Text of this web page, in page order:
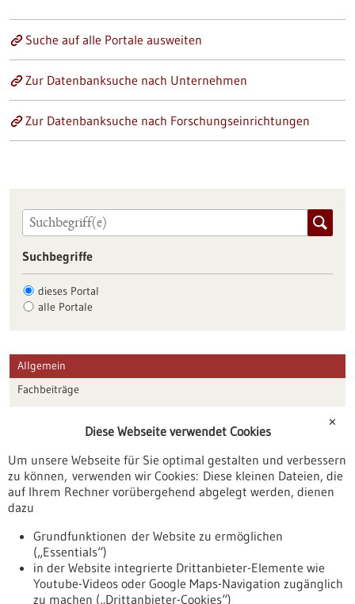
Suche auf alle Portale ausweiten
Zur Datenbanksuche nach Unternehmen
Zur Datenbanksuche nach Forschungseinrichtungen
Suchbegriffe
dieses Portal
alle Portale
Allgemein
Fachbeiträge
Veranstaltungen
Erscheinungsdatum
✕
Diese Webseite verwendet Cookies
Um unsere Webseite für Sie optimal gestalten und verbessern
zu können, verwenden wir Cookies: Diese kleinen Dateien, die
auf Ihrem Rechner vorübergehend abgelegt werden, dienen
dazu
Grundfunktionen der Website zu ermöglichen
(„Essentials“)
in der Website integrierte Drittanbieter-Elemente wie
Youtube-Videos oder Google Maps-Navigation zugänglich
zu machen („Drittanbieter-Cookies“)